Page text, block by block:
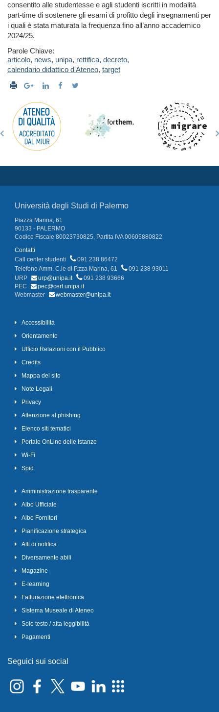
consentito alle studentesse e agli studenti iscritti in modalità
part-time di sostenere gli esami di profitto degli insegnamenti per
i quali è stata maturata la frequenza fino all’anno accademico
2024/25.
Parole Chiave:
articolo, news, unipa, rettifica, decreto,
calendario didattico d'Ateneo, target
Università degli Studi di Palermo
Piazza Marina, 61
90133 - PALERMO
Codice Fiscale 80023730825, Partita IVA 00605880822
Contatti
Call center studenti
091 238 86472
Telefono Amm. C.le di P.zza Marina, 61
091 238 93011
URP
urp@unipa.it
091 238 93666
PEC
pec@cert.unipa.it
Webmaster
webmaster@unipa.it
Accessibilità
Orientamento
Ufficio Relazioni con il Pubblico
Credits
Mappa del sito
Note Legali
Privacy
Attenzione al phishing
Elenco siti tematici
Portale OnLine delle Istanze
Wi-Fi
Spid
Amministrazione trasparente
Albo Ufficiale
Albo Fornitori
Pianificazione strategica
Atti di notifica
Diversamente abili
Magazine
E-learning
Fatturazione elettronica
Sistema Museale di Ateneo
Solo testo / alta leggibilità
Pagamenti
Seguici sui social